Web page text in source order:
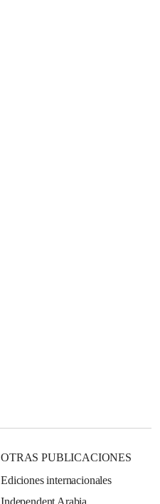
OTRAS PUBLICACIONES
Ediciones internacionales
Independent Arabia